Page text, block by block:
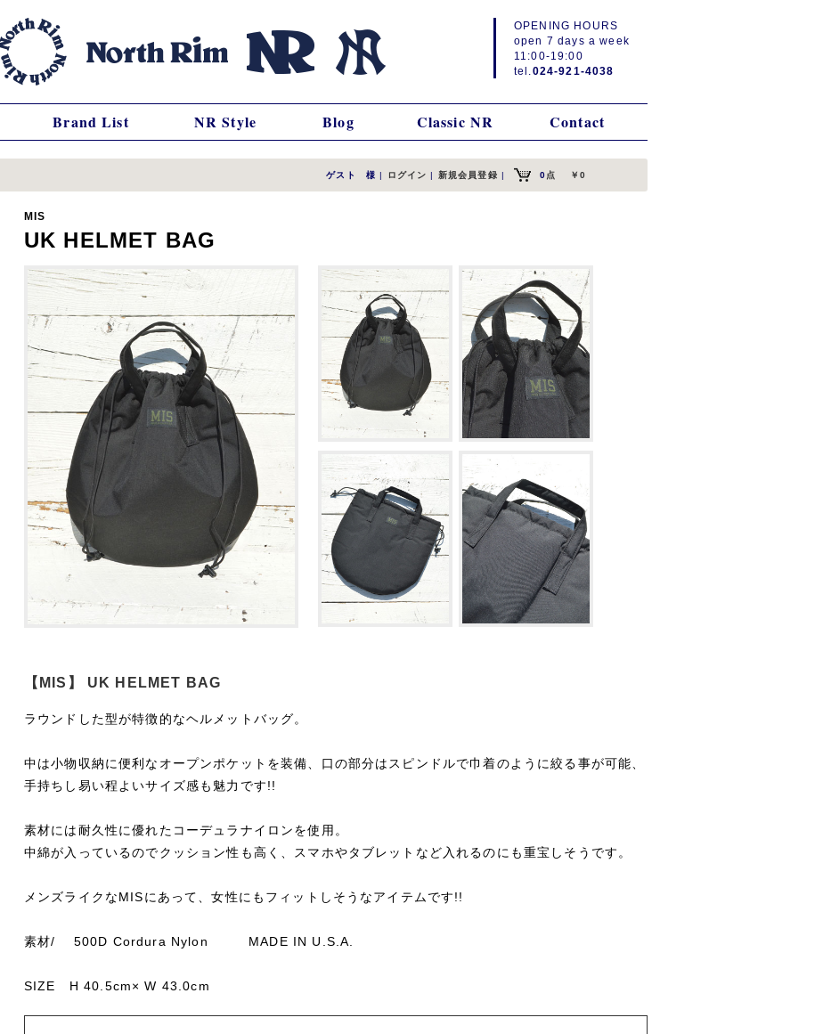
OPENING HOURS
open 7 days a week
11:00-19:00
tel. 024-921-4038
Brand List NR Style Blog Classic NR Contact
ゲスト 様 | ログイン | 新規会員登録 | 0点 ￥0
MIS
UK HELMET BAG
【MIS】 UK HELMET BAG
ラウンドした型が特徴的なヘルメットバッグ。
中は小物収納に便利なオープンポケットを装備、口の部分はスピンドルで巾着のように絞る事が可能、
手持ちし易い程よいサイズ感も魅力です!!
素材には耐久性に優れたコーデュラナイロンを使用。
中綿が入っているのでクッション性も高く、スマホやタブレットなど入れるのにも重宝しそうです。
メンズライクなMISにあって、女性にもフィットしそうなアイテムです!!
素材/ 500D Cordura Nylon MADE IN U.S.A.
SIZE H 40.5cm× W 43.0cm